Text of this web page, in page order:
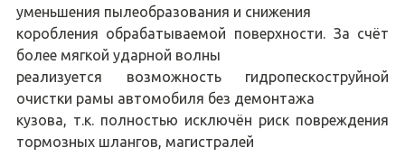
уменьшения пылеобразования и снижения
коробления обрабатываемой поверхности. За счёт
более мягкой ударной волны
реализуется возможность гидропескоструйной
очистки рамы автомобиля без демонтажа
кузова, т.к. полностью исключён риск повреждения
тормозных шлангов, магистралей